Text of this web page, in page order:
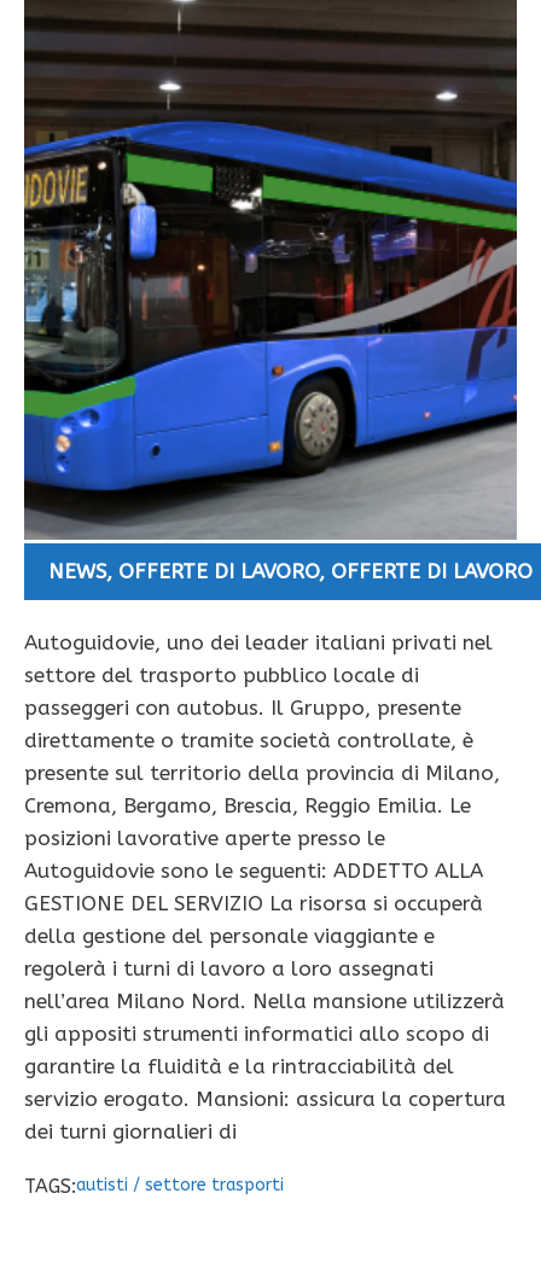
NEWS, OFFERTE DI LAVORO, OFFERTE DI LAVORO
Autoguidovie, uno dei leader italiani privati nel
settore del trasporto pubblico locale di
passeggeri con autobus. Il Gruppo, presente
direttamente o tramite società controllate, è
presente sul territorio della provincia di Milano,
Cremona, Bergamo, Brescia, Reggio Emilia. Le
posizioni lavorative aperte presso le
Autoguidovie sono le seguenti: ADDETTO ALLA
GESTIONE DEL SERVIZIO La risorsa si occuperà
della gestione del personale viaggiante e
regolerà i turni di lavoro a loro assegnati
nell’area Milano Nord. Nella mansione utilizzerà
gli appositi strumenti informatici allo scopo di
garantire la fluidità e la rintracciabilità del
servizio erogato. Mansioni: assicura la copertura
dei turni giornalieri di
TAGS:autisti / settore trasporti